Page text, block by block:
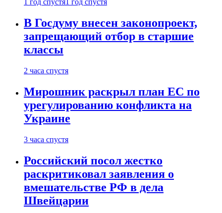
1 год спустя 1 год спустя
В Госдуму внесен законопроект,
запрещающий отбор в старшие
классы
2 часа спустя
Мирошник раскрыл план ЕС по
урегулированию конфликта на
Украине
3 часа спустя
Российский посол жестко
раскритиковал заявления о
вмешательстве РФ в дела
Швейцарии